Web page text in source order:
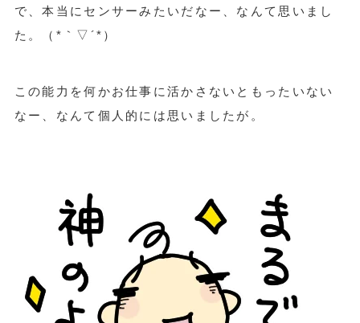
で、本当にセンサーみたいだなー、なんて思いまし
た。（*｀▽´*）
この能力を何かお仕事に活かさないともったいない
なー、なんて個人的には思いましたが。